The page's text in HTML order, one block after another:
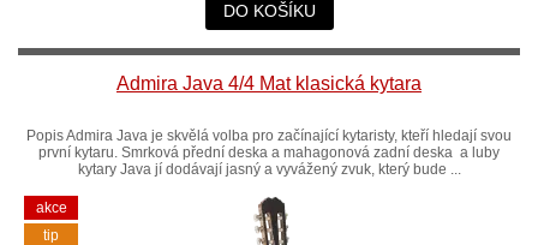
DO KOŠÍKU
Admira Java 4/4 Mat klasická kytara
Popis Admira Java je skvělá volba pro začínající kytaristy, kteří hledají svou
první kytaru. Smrková přední deska a mahagonová zadní deska a luby
kytary Java jí dodávají jasný a vyvážený zvuk, který bude ...
akce
tip